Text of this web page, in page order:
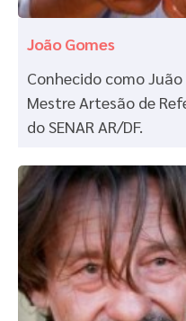
João Gomes
Conhecido como
Mestre Artesão de
do SENAR AR/DF.